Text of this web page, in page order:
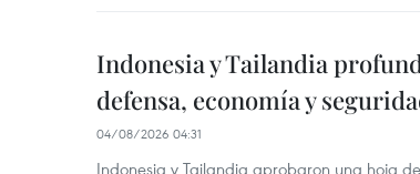
Indonesia y Tailandia
defensa, economía y
04/08/2026 04:31
Indonesia y Tailandia aprobaron una hoja